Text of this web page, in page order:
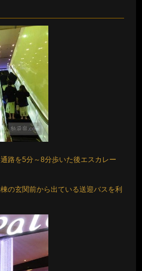
路を5分～8分歩いた後エスカレー
の玄関前から出ている送迎バスを利